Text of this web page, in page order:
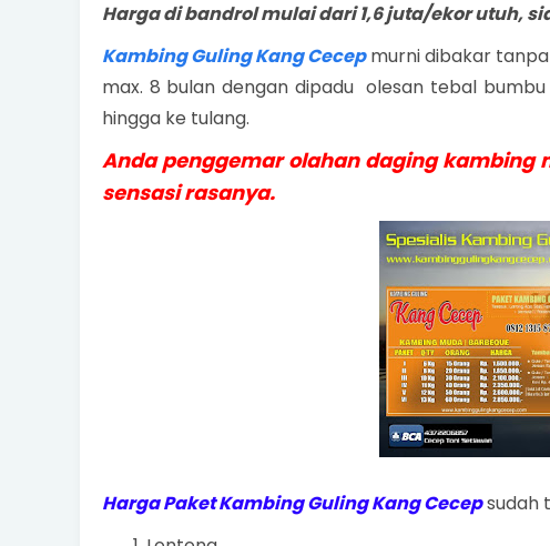
Harga di bandrol mulai dari 1,6 juta/ekor utuh,
Kambing Guling Kang Cecepmurni dibakar
max. 8 bulan dengan dipadu olesan tebal
hingga ke tulang.
Anda penggemar olahan daging kambing
sensasi rasanya.
Harga Paket Kambing Guling Kang Cecepsudah